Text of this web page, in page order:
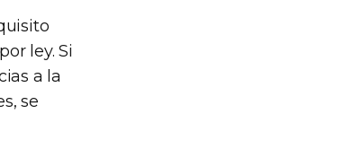
ley. Si
a la
se